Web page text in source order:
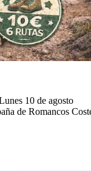
10 de agosto
de Romancos